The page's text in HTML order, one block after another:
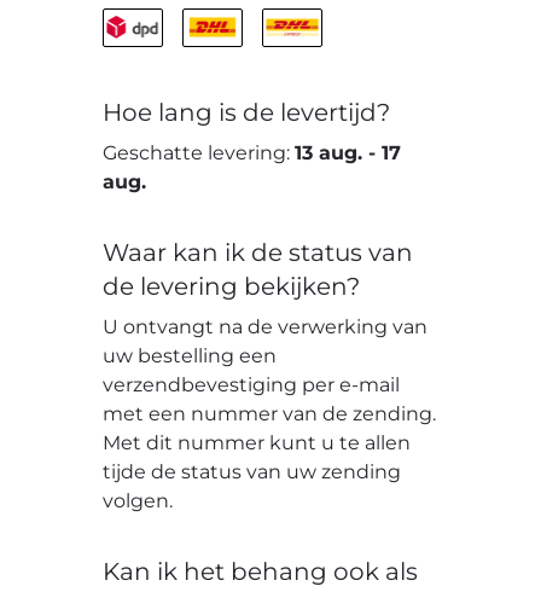
Hoe lang is de levertijd?
Geschatte levering:13 aug. -17
aug.
Waar kan ik de status van
de levering bekijken?
U ontvangt na de verwerking van
uw bestelling een
verzendbevestiging per e-mail
met een nummer van de zending.
Met dit nummer kunt u te allen
tijde de status van uw zending
volgen.
Kan ik het behang ook als